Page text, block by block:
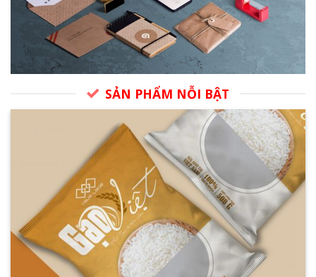
SẢN PHẨM NỖI BẬT